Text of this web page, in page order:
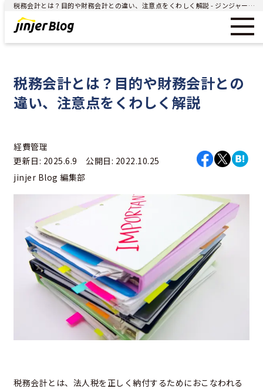
税務会計とは？目的や財務会計との違い、注意点をくわしく解説 - ジンジャー（jinjer）｜統合型人事システム
税務会計とは？目的や財務会計との
違い、注意点をくわしく解説
経費管理
更新日: 2025.6.9 公開日: 2022.10.25
jinjer Blog 編集部
税務会計とは、法人税を正しく納付するためにおこなわれる